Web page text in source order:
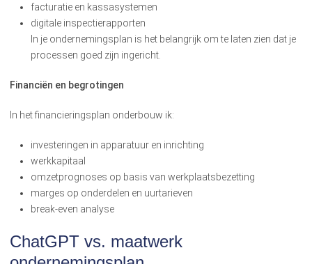
facturatie en kassasystemen
digitale inspectierapporten
In je ondernemingsplan is het belangrijk om te laten zien dat je
processen goed zijn ingericht.
Financiën en begrotingen
In het financieringsplan onderbouw ik:
investeringen in apparatuur en inrichting
werkkapitaal
omzetprognoses op basis van werkplaatsbezetting
marges op onderdelen en uurtarieven
break-even analyse
ChatGPT vs. maatwerk